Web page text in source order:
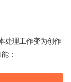
处理工作变为创作
：